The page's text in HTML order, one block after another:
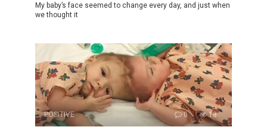
My baby’s face seemed to change every day, and just when
we thought it
POSITIVE 0 18